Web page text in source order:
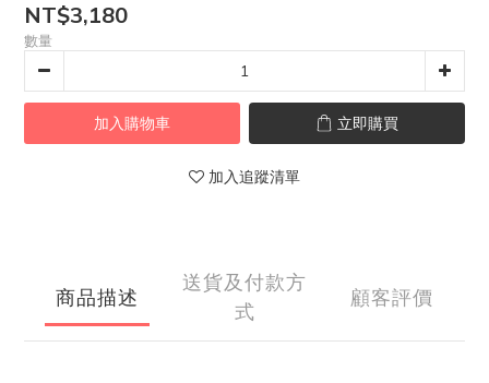
NT$3,180
數量
加入購物車 立即購買
加入追蹤清單
商品描述
送貨及付款方
式
顧客評價